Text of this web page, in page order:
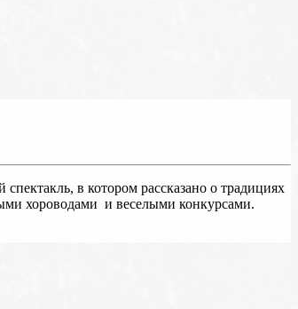
в котором рассказано о традициях
хороводами и веселыми конкурсами.